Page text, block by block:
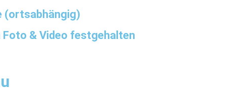
(ortsabhängig)
Foto & Video festgehalten